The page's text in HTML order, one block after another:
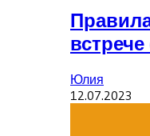
Юлия
12.07.2023